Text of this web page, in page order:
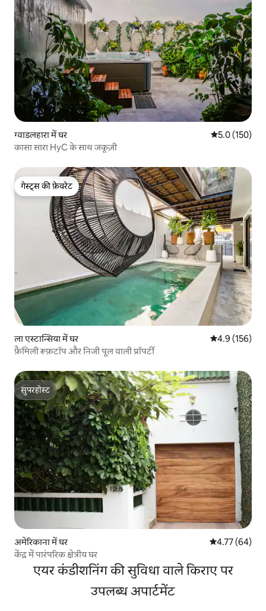
ग्वाडलहारा में घर औसत रेटिंग 5 में
5.0 (150)
कासा सारा HyC के साथ जकूज़ी
गेस्ट्स की फ़ेवरेट
गेस्ट्स की फ़ेवरेट
ला एस्टान्सिया में घर औसत रेटिंग 5 में
4.9 (156)
फ़ैमिली रूफ़टॉप और निजी पूल वाली प्रॉपर्टी
सुपरहोस्ट
सुपरहोस्ट
अमेरिकाना में घर औसत रेटिंग 5 में
4.77 (64)
केंद्र में पारंपरिक क्षेत्रीय घर
एयर कंडीशनिंग की सुविधा वाले किराए पर
उपलब्ध अपार्टमेंट